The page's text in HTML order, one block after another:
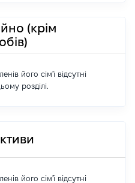
(крім
його сім'ї відсутні
розділі.
його сім'ї відсутні